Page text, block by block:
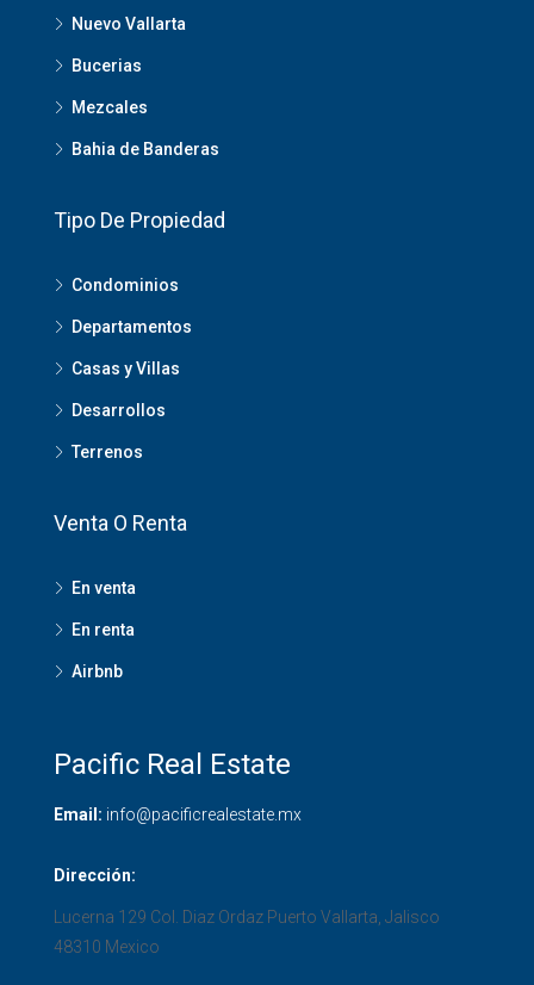
Nuevo Vallarta
Bucerias
Mezcales
Bahia de Banderas
Tipo De Propiedad
Condominios
Departamentos
Casas y Villas
Desarrollos
Terrenos
Venta O Renta
En venta
En renta
Airbnb
Pacific Real Estate
Email: info@pacificrealestate.mx
Dirección:
Lucerna 129 Col. Diaz Ordaz Puerto Vallarta Jalisco
48310 Mexico